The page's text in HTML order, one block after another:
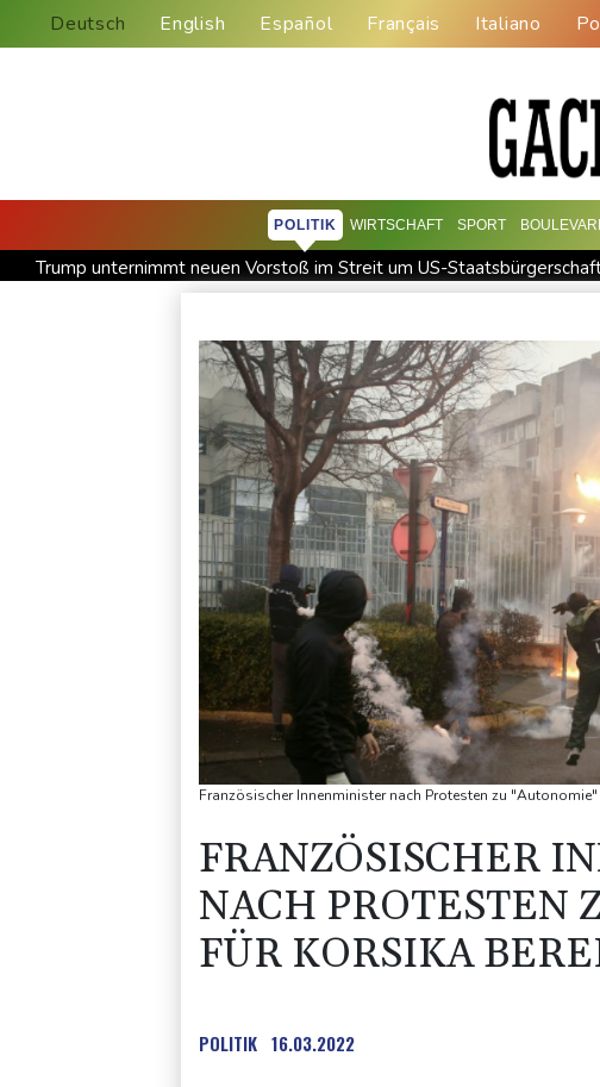
Deutsch English Español Français Italiano
POLITIK WIRTSCHAFT SPORT
Trump unternimmt neuen Vorstoß im Streit um US-
Jemen: 38 Soldaten bei Huthi-Angriffen getötet - Regierung kündigt
Real Madrid verlängert mit Vinicius Jr. bis 2032
Schwimm-EM:
Bundesanwaltschaft übernimmt Ermittlungen zu Sprengstoff-Drohne
Französischer Innenminister nach Protesten zu
FRANZÖSISCHER
NACH PROTESTEN
FÜR KORSIKA
POLITIK 16.03.2022